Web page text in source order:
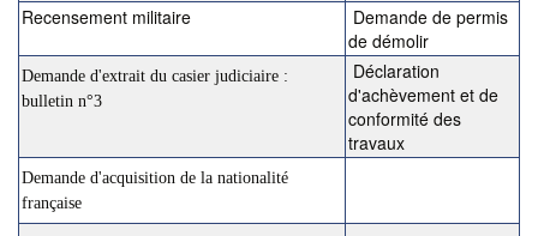
Recensement militaire
Demande de permis
de démolir
Demande d'extrait du casier judiciaire :
bulletin n°3
Déclaration
d'achèvement et de
conformité des
travaux
Demande d'acquisition de la nationalité
française